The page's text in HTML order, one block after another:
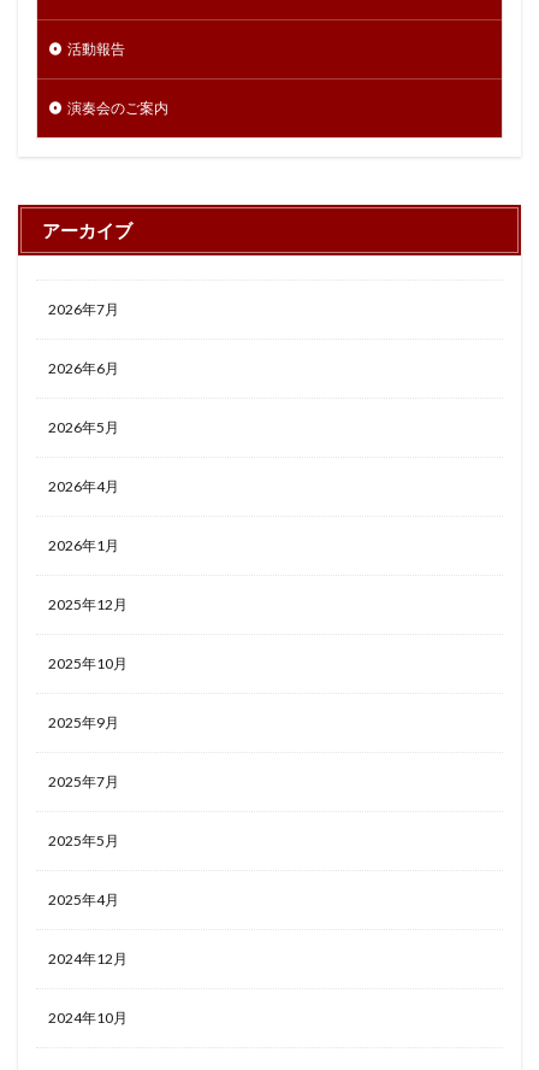
活動報告
演奏会のご案内
アーカイブ
2026年7月
2026年6月
2026年5月
2026年4月
2026年1月
2025年12月
2025年10月
2025年9月
2025年7月
2025年5月
2025年4月
2024年12月
2024年10月